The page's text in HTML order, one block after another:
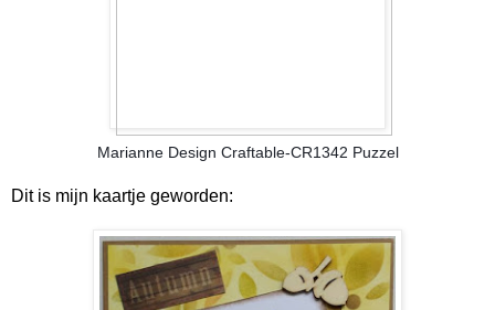
Marianne Design Craftable-CR1342 Puzzel
Dit is mijn kaartje geworden: